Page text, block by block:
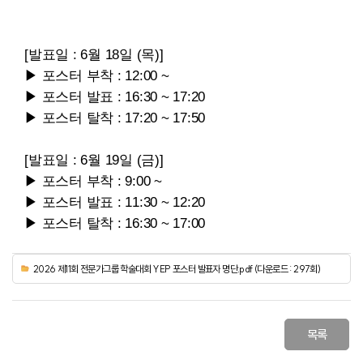
[발표일 : 6월 18일 (목)]
▶ 포스터 부착 : 12:00 ~
▶ 포스터 발표 : 16:30 ~ 17:20​
▶ 포스터 탈착 : 17:20 ~ 17:50
[발표일 : 6월 19일 (금)]
▶ 포스터 부착 : 9:00 ~
▶ 포스터 발표 : 11:30 ~ 12:20​
▶ 포스터 탈착 : 16:30 ~ 17:00
2026 제11회 전문가그룹 학술대회 YEP 포스터 발표자 명단.pdf (다운로드 : 297회)
목록